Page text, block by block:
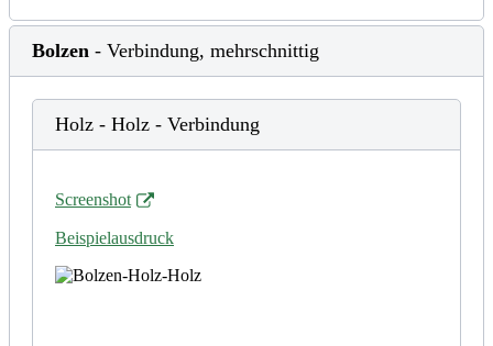
Bolzen - Verbindung, mehrschnittig
Holz - Holz - Verbindung
Screenshot
Beispielausdruck